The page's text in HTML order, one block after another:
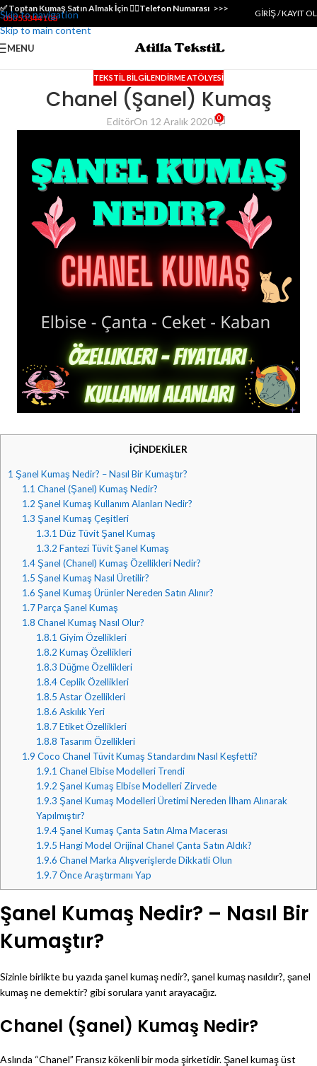
Skip to navigation
Skip to main content
✅️ Toptan Kumaş Satın Almak İçin 👇🏻Telefon Numarası >>>
05353344108
GIRIŞ / KAYIT OL
MENU
TEKSTIL BILGILENDIRME ATÖLYESI
Chanel (Şanel) Kumaş
EditörOn 12 Aralık 2020 0
İÇİNDEKİLER
1 Şanel Kumaş Nedir? – Nasıl Bir Kumaştır?
1.1 Chanel (Şanel) Kumaş Nedir?
1.2 Şanel Kumaş Kullanım Alanları Nedir?
1.3 Şanel Kumaş Çeşitleri
1.3.1 Düz Tüvit Şanel Kumaş
1.3.2 Fantezi Tüvit Şanel Kumaş
1.4Şanel (Chanel) Kumaş Özellikleri Nedir?
1.5 Şanel Kumaş Nasıl Üretilir?
1.6 Şanel Kumaş Ürünler Nereden Satın Alınır?
1.7Parça Şanel Kumaş
1.8 Chanel Kumaş Nasıl Olur?
1.8.1 Giyim Özellikleri
1.8.2 Kumaş Özellikleri
1.8.3 Düğme Özellikleri
1.8.4Ceplik Özellikleri
1.8.5 Astar Özellikleri
1.8.6 Askılık Yeri
1.8.7Etiket Özellikleri
1.8.8 Tasarım Özellikleri
1.9 Coco Chanel Tüvit Kumaş Standardını Nasıl Keşfetti?
1.9.1 Chanel Elbise Modelleri Trendi
1.9.2 Şanel Kumaş Elbise Modelleri Zirvede
1.9.3 Şanel Kumaş Modelleri Üretimi Nereden İlham Alınarak
Yapılmıştır?
1.9.4Şanel Kumaş Çanta Satın Alma Macerası
1.9.5 Hangi Model Orijinal Chanel Çanta Satın Aldık?
1.9.6 Chanel Marka Alışverişlerde Dikkatli Olun
1.9.7Önce Araştırmanı Yap
Şanel Kumaş Nedir? – Nasıl Bir
Kumaştır?
Sizinle birlikte bu yazıda şanel kumaş nedir?, şanel kumaş nasıldır?, şanel
kumaş ne demektir? gibi sorulara yanıt arayacağız.
Chanel (Şanel) Kumaş Nedir?
Aslında “Chanel” Fransız kökenli bir moda şirketidir. Şanel kumaş üst